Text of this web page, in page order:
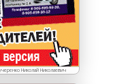
Николай Николаевич